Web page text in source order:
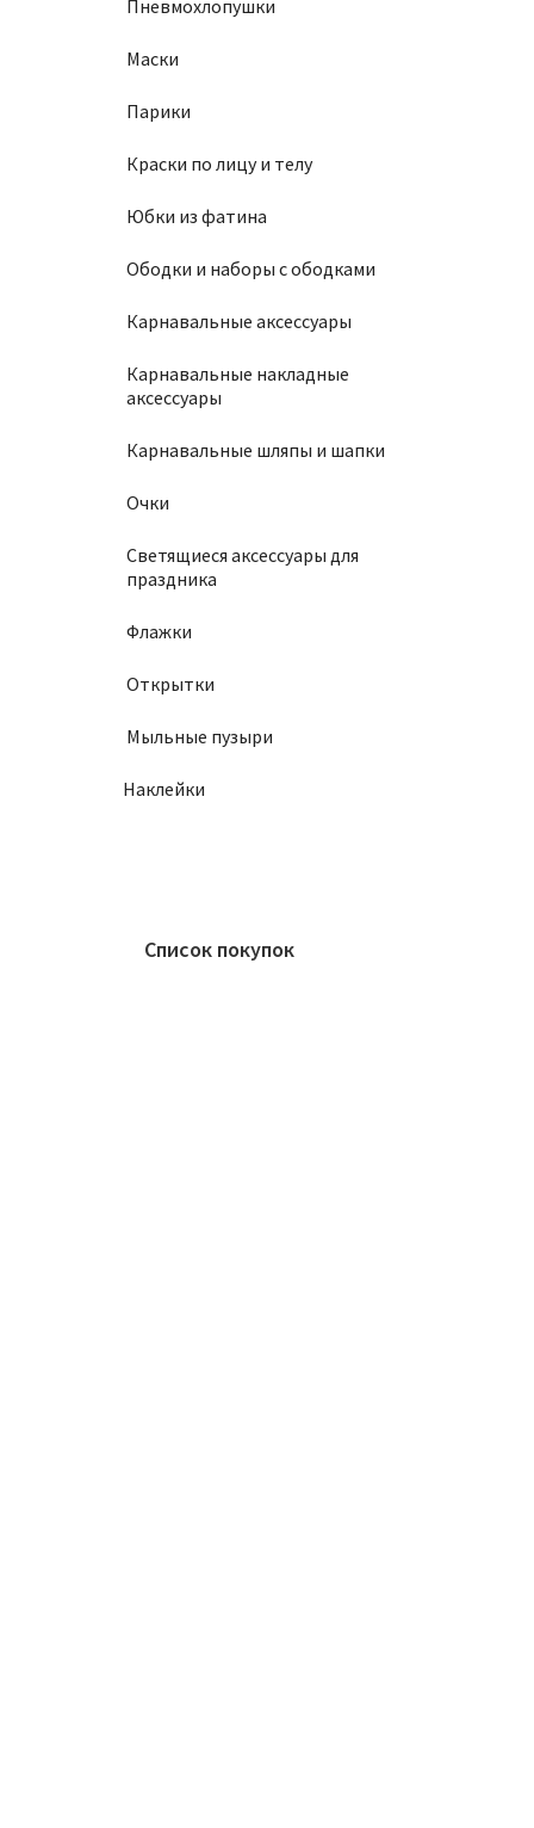
Пневмохлопушки
Маски
Парики
Краски по лицу и телу
Юбки из фатина
Ободки и наборы с ободками
Карнавальные аксессуары
Карнавальные накладные
аксессуары
Карнавальные шляпы и шапки
Очки
Светящиеся аксессуары для
праздника
Флажки
Открытки
Мыльные пузыри
Наклейки
Список покупок